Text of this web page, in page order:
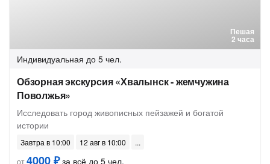
Пешая
2 часа
Индивидуальная до 5 чел.
Обзорная экскурсия «Хвалынск - жемчужина
Поволжья»
Исследовать город живописных пейзажей и богатой
истории
Завтра в 10:00
12 авг в 10:00
от4000 ₽за всё до 5 чел.